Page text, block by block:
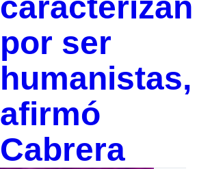
caracterizan
por ser
humanistas,
afirmó
Cabrera